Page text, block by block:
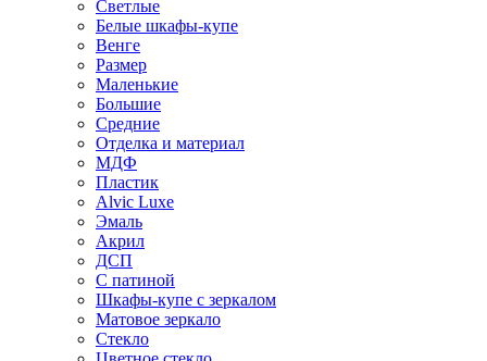
Светлые
Белые шкафы-купе
Венге
Размер
Маленькие
Большие
Средние
Отделка и материал
МДФ
Пластик
Alvic Luxe
Эмаль
Акрил
ДСП
С патиной
Шкафы-купе с зеркалом
Матовое зеркало
Стекло